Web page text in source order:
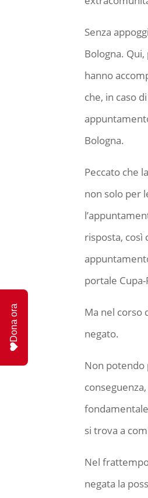
Senza
Bologna.
hanno
che, in caso
Bologna.
Peccato che
non solo per
risposta, così
portale
Ma nel corso
negato.
Non potendo
si trova a
Nel
negata la
Dona ora